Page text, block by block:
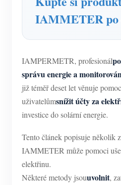
IAMMETER po
IAMPERMETR, profesionál
správu energie a
již téměř deset let věnuje
uživatelůmsnížit účty za
investice do solární energie.
Tento článek popisuje několik
IAMMETER může pomoci
elektřinu.
Některé metody jsouuvolnit,